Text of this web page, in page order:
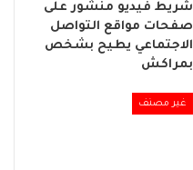
شريط فيديو منشور على
صفحات مواقع التواصل
الاجتماعي يطيح بشخص
بمراكش
غير مصنف